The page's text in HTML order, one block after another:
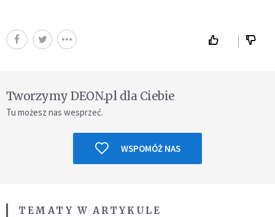
Tworzymy DEON.pl dla Ciebie
Tu możesz nas wesprzeć.
WSPOMÓŻ NAS
TEMATY W ARTYKULE